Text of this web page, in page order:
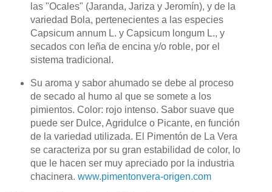
las "Ocales" (Jaranda, Jariza y Jeromín), y de la
variedad Bola, pertenecientes a las especies
Capsicum annum L. y Capsicum longum L., y
secados con leña de encina y/o roble, por el
sistema tradicional.
Su aroma y sabor ahumado se debe al proceso
de secado al humo al que se somete a los
pimientos. Color: rojo intenso. Sabor suave que
puede ser Dulce, Agridulce o Picante, en función
de la variedad utilizada. El Pimentón de La Vera
se caracteriza por su gran estabilidad de color, lo
que le hacen ser muy apreciado por la industria
chacinera. www.pimentonvera-origen.com